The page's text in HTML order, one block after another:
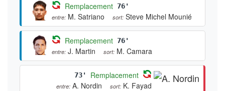
Remplacement 76'
entre: M. Satriano sort: Steve Michel Mounié
Remplacement 76'
entre: J. Martin sort: M. Camara
73' Remplacement
entre: A. Nordin sort: K. Fayad